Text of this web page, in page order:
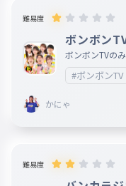
難易度
ボンボン
ボンボンTVの
#ボンボンTV
かにゃ
難易度